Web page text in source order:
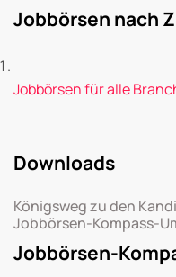
Jobbörsen nach
Jobbörsen für alle
Downloads
Königsweg zu den
Jobbörsen-Kompass-
Jobbörsen-